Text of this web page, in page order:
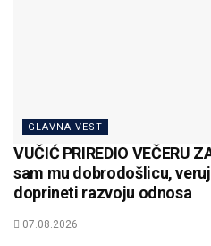
GLAVNA VEST
VUČIĆ PRIREDIO VEČERU
sam mu dobrodošlicu,
doprineti razvoju odnosa
07.08.2026